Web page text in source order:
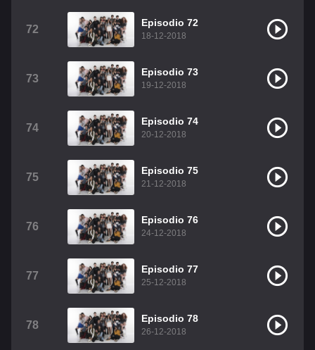
72
Episodio 72
18-12-2018
73
Episodio 73
19-12-2018
74
Episodio 74
20-12-2018
75
Episodio 75
21-12-2018
76
Episodio 76
24-12-2018
77
Episodio 77
25-12-2018
78
Episodio 78
26-12-2018